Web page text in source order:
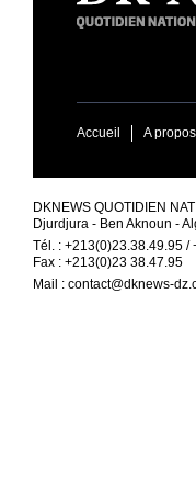
Accueil A propos
DKNEWS QUOTIDIEN
Djurdjura - Ben Aknoun -
Tél. : +213(0)23.38.49.95 /
Fax : +213(0)23 38.47.95
Mail : contact@dknews-